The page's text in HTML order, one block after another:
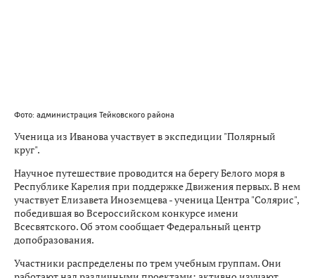
Фото: администрация Тейковского района
Ученица из Иванова участвует в экспедиции "Полярный
круг".
Научное путешествие проводится на берегу Белого моря в
Республике Карелия при поддержке Движения первых. В нем
участвует Елизавета Иноземцева - ученица Центра "Солярис",
победившая во Всероссийском конкурсе имени
Всесвятского. Об этом сообщает Федеральный центр
допобразования.
Участники распределены по трем учебным группам. Они